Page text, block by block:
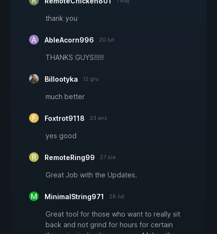
thank you
AbleAcorn996 20 lut
THANKS GUYS!!!!!
Billootyka 12 gru
much better
Foxtrot9118 23 wrz
yes good
RemoteRing99 27 sie
Great Job with the Updates.
MinimalString971 28 lut
Great tool for those who want to really sit
back and not grind for hours for certain